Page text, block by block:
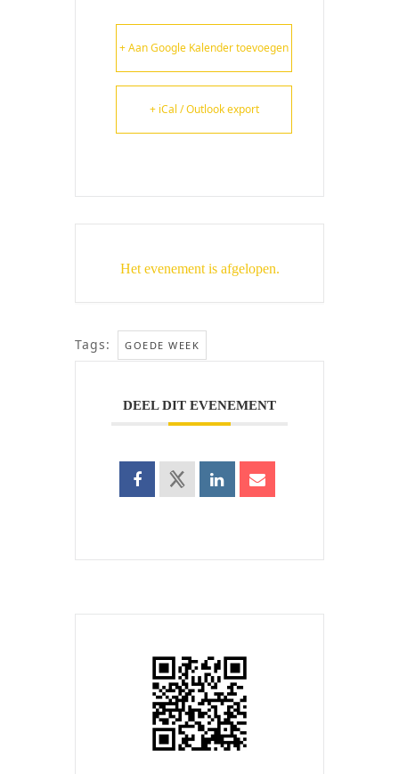
+ Aan Google Kalender toevoegen
+ iCal / Outlook export
Het evenement is afgelopen.
Tags: GOEDE WEEK
DEEL DIT EVENEMENT